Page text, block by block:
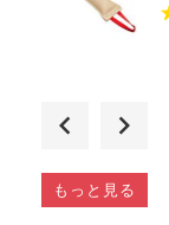
もっと見る